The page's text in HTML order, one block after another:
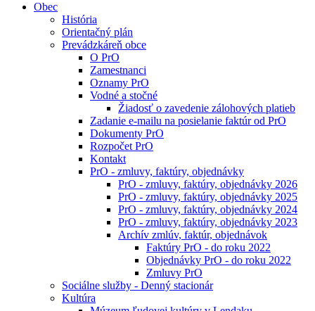
Obec
História
Orientačný plán
Prevádzkáreň obce
O PrO
Zamestnanci
Oznamy PrO
Vodné a stočné
Žiadosť o zavedenie zálohových platieb
Zadanie e-mailu na posielanie faktúr od PrO
Dokumenty PrO
Rozpočet PrO
Kontakt
PrO - zmluvy, faktúry, objednávky
PrO - zmluvy, faktúry, objednávky 2026
PrO - zmluvy, faktúry, objednávky 2025
PrO - zmluvy, faktúry, objednávky 2024
PrO - zmluvy, faktúry, objednávky 2023
Archív zmlúv, faktúr, objednávok
Faktúry PrO - do roku 2022
Objednávky PrO - do roku 2022
Zmluvy PrO
Sociálne služby - Denný stacionár
Kultúra